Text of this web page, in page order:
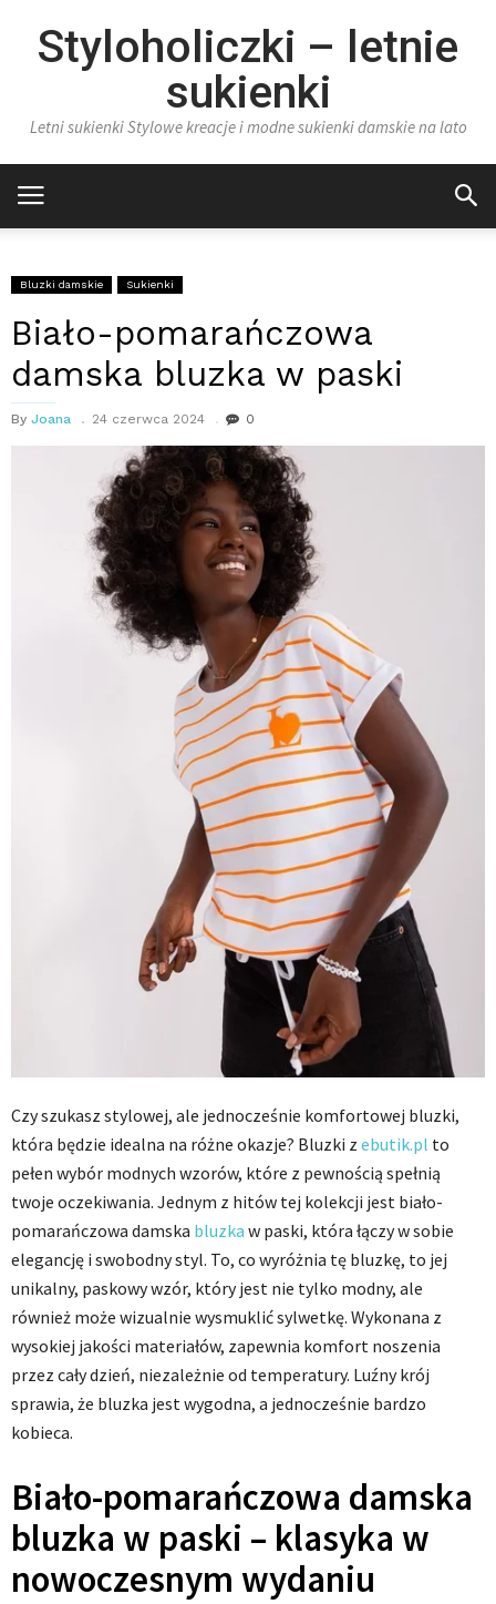
Styloholiczki – letnie
sukienki
Letni sukienki Stylowe kreacje i modne sukienki damskie na lato
Bluzki damskie Sukienki
Biało-pomarańczowa
damska bluzka w paski
By Joana 24 czerwca 2024 0
Czy szukasz stylowej, ale jednocześnie komfortowej bluzki,
która będzie idealna na różne okazje? Bluzki z ebutik.pl to
pełen wybór modnych wzorów, które z pewnością spełnią
twoje oczekiwania. Jednym z hitów tej kolekcji jest biało-
pomarańczowa damska bluzka w paski, która łączy w sobie
elegancję i swobodny styl. To, co wyróżnia tę bluzkę, to jej
unikalny, paskowy wzór, który jest nie tylko modny, ale
również może wizualnie wysmuklić sylwetkę. Wykonana z
wysokiej jakości materiałów, zapewnia komfort noszenia
przez cały dzień, niezależnie od temperatury. Luźny krój
sprawia, że bluzka jest wygodna, a jednocześnie bardzo
kobieca.
Biało-pomarańczowa damska
bluzka w paski – klasyka w
nowoczesnym wydaniu